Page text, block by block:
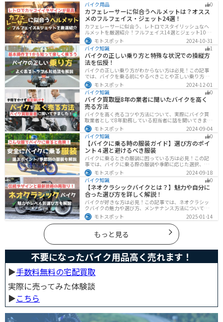
バイク用品 0
カフェレーサーに似合うヘルメットは？オスス
メのフルフェイス・ジェット24選！
カフェレーサーに似合う、レトロでスタイリッシュなヘ
ルメットを厳選紹介！フルフェイス14選とジェット10選
の多彩なラインナップで、安全性とデザインの両立を実
現。こだわりのヘルメットで、あなたのライダーズライ
フをより魅力的にアップグレードしましょう！
モトスポット
2024-10-31
バイク知識
1
バイクの正しい乗り方と特殊な状況での操縦方
法を伝授！
バイクの正しい乗り方がわからない方は必見！この記事
では、バイクを乗る前にやるべきことや正しい乗り方、
トラブルと対処法を解説しています。実は、車と気をつ
ける部分はかなり異なるので注意が必要です。この記事
を読めば、安全で快適なバイクライフを送れます。
モトスポット
2024-12-01
バイク知識
0
バイク買取歴8年の業者に聞いたバイクを高く
売る方法
バイクを高く売るコツや方法について、実際にバイク買
取業者として8年勤務している担当者に話を聞いてきまし
た！高く買い取ってもらえるバイクの特徴や業者がどの
くらい利益を上乗せしているかなど、バイクを売ろうと
している人は必見の内容になっています。
モトスポット
2024-09-04
バイク知識
0
【バイクに乗る時の服装ガイド】選び方のポイ
ント４選と避けるべき服装
バイクに乗るときの服装に困っている方は必見！この記
事では、バイクに乗る際の服装や季節に応じた選択、避
けるべき服装について解説しています。実は、安全性だ
けでなく、快適性も重要視することが大切です。この記
事を読めば、最適なバイクウェアを選ぶヒントが得られ
ます。
モトスポット
2024-09-18
バイク知識
0
【ネオクラシックバイクとは？】魅力や自分に
合った選び方を詳しく解説！
バイクが好きな方は必見！この記事では、ネオクラシッ
クバイクの魅力や選び方、メンテナンス方法について解
説しています。実はネオクラシックバイクは、見た目と
機能性の両方を求める人に最適なです。この記事を読め
ば、ネオクラシックバイクの魅力が理解できます。
モトスポット 2025-01-14
もっと見る
不要になったバイク用品高く売れます！
▶︎手数料無料の宅配買取
実際に売ってみた体験談
▶︎こちら